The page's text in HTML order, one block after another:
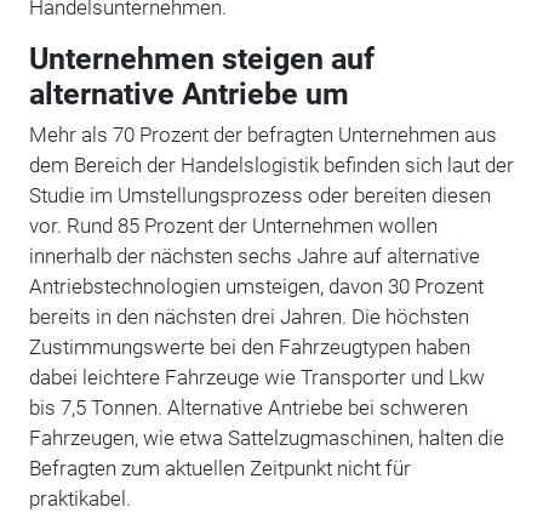
Handelsunternehmen.
Unternehmen steigen auf
alternative Antriebe um
Mehr als 70 Prozent der befragten Unternehmen aus
dem Bereich der Handelslogistik befinden sich laut der
Studie im Umstellungsprozess oder bereiten diesen
vor. Rund 85 Prozent der Unternehmen wollen
innerhalb der nächsten sechs Jahre auf alternative
Antriebstechnologien umsteigen, davon 30 Prozent
bereits in den nächsten drei Jahren. Die höchsten
Zustimmungswerte bei den Fahrzeugtypen haben
dabei leichtere Fahrzeuge wie Transporter und Lkw
bis 7,5 Tonnen. Alternative Antriebe bei schweren
Fahrzeugen, wie etwa Sattelzugmaschinen, halten die
Befragten zum aktuellen Zeitpunkt nicht für
praktikabel.